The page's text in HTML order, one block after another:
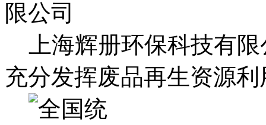
上海辉册环保科技有
充分发挥废品再生资源